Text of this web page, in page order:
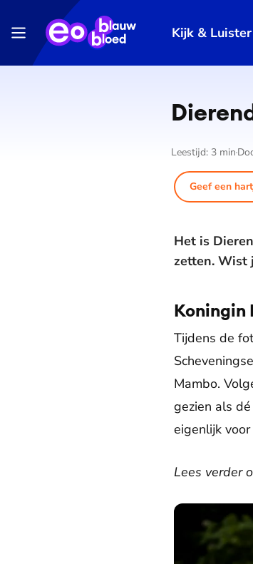
Kijk & Luister
Leestijd: 3 min
Geef een
Het is
zetten. Wist
Koningin
Tijdens de
Mambo.
gezien als
eigenlijk
Lees verder